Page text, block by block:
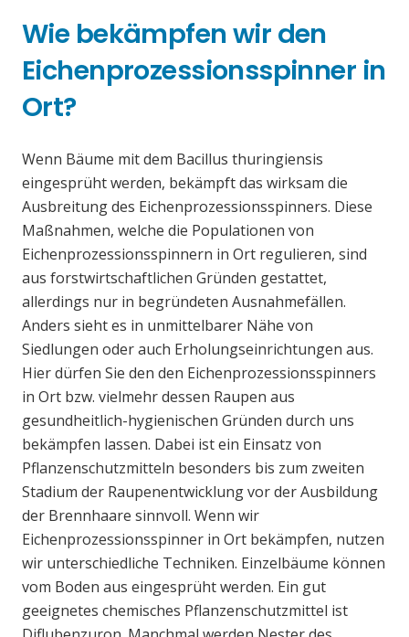
Wie bekämpfen wir den
Eichenprozessionsspinner in
Ort?
Wenn Bäume mit dem Bacillus thuringiensis
eingesprüht werden, bekämpft das wirksam die
Ausbreitung des Eichenprozessionsspinners. Diese
Maßnahmen, welche die Populationen von
Eichenprozessionsspinnern in Ort regulieren, sind
aus forstwirtschaftlichen Gründen gestattet,
allerdings nur in begründeten Ausnahmefällen.
Anders sieht es in unmittelbarer Nähe von
Siedlungen oder auch Erholungseinrichtungen aus.
Hier dürfen Sie den den Eichenprozessionsspinners
in Ort bzw. vielmehr dessen Raupen aus
gesundheitlich-hygienischen Gründen durch uns
bekämpfen lassen. Dabei ist ein Einsatz von
Pflanzenschutzmitteln besonders bis zum zweiten
Stadium der Raupenentwicklung vor der Ausbildung
der Brennhaare sinnvoll. Wenn wir
Eichenprozessionsspinner in Ort bekämpfen, nutzen
wir unterschiedliche Techniken. Einzelbäume können
vom Boden aus eingesprüht werden. Ein gut
geeignetes chemisches Pflanzenschutzmittel ist